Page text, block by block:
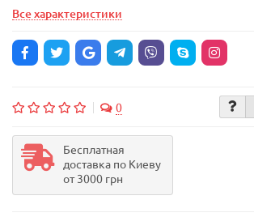
Все характеристики
0
Бесплатная
доставка по Киеву
от 3000 грн